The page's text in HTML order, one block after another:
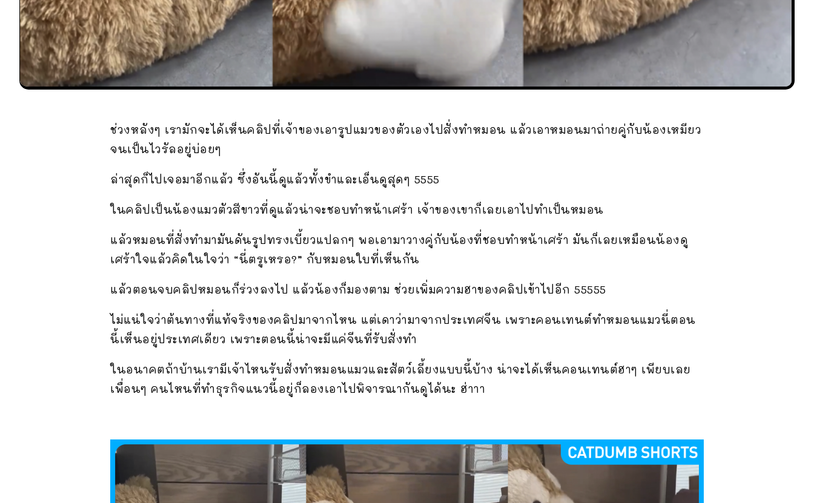
ช่วงหลังๆ เรามักจะได้เห็นคลิปที่เจ้าของเอารูปแมวของตัวเองไปสั่งทำหมอน แล้วเอาหมอนมาถ่ายคู่กับน้องเหมียว
จนเป็นไวรัลอยู่บ่อยๆ
ล่าสุดก็ไปเจอมาอีกแล้ว ซึ่งอันนี้ดูแล้วทั้งขำและเอ็นดูสุดๆ 5555
ในคลิปเป็นน้องแมวตัวสีขาวที่ดูแล้วน่าจะชอบทำหน้าเศร้า เจ้าของเขาก็เลยเอาไปทำเป็นหมอน
แล้วหมอนที่สั่งทำมามันดันรูปทรงเบี้ยวแปลกๆ พอเอามาวางคู่กับน้องที่ชอบทำหน้าเศร้า มันก็เลยเหมือนน้องดู
เศร้าใจแล้วคิดในใจว่า “นี่ตรูเหรอ?” กับหมอนใบที่เห็นกัน
แล้วตอนจบคลิปหมอนก็ร่วงลงไป แล้วน้องก็มองตาม ช่วยเพิ่มความฮาของคลิปเข้าไปอีก 55555
ไม่แน่ใจว่าต้นทางที่แท้จริงของคลิปมาจากไหน แต่เดาว่ามาจากประเทศจีน เพราะคอนเทนต์ทำหมอนแมวนี่ตอน
นี้เห็นอยู่ประเทศเดียว เพราะตอนนี้น่าจะมีแค่จีนที่รับสั่งทำ
ในอนาคตถ้าบ้านเรามีเจ้าไหนรับสั่งทำหมอนแมวและสัตว์เลี้ยงแบบนี้บ้าง น่าจะได้เห็นคอนเทนต์ฮาๆ เพียบเลย
เพื่อนๆ คนไหนที่ทำธุรกิจแนวนี้อยู่ก็ลองเอาไปพิจารณากันดูได้นะ ฮ่าาา